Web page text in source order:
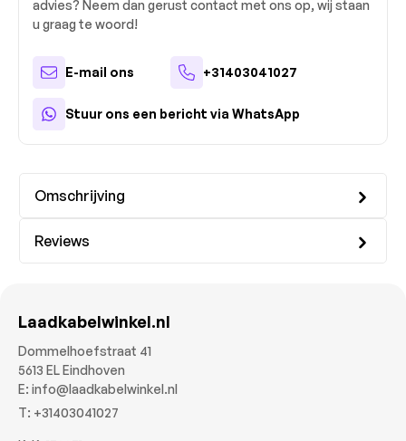
advies? Neem dan gerust contact met ons op, wij staan
u graag te woord!
E-mail ons +31403041027
Stuur ons een bericht via WhatsApp
Omschrijving
Reviews
Laadkabelwinkel.nl
Dommelhoefstraat 41
5613 EL Eindhoven
E: info@laadkabelwinkel.nl
T: +31403041027